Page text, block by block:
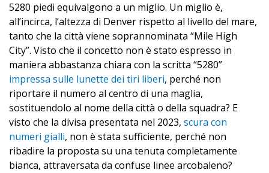
5280 piedi equivalgono a un miglio. Un miglio è,
all’incirca, l’altezza di Denver rispetto al livello del mare,
tanto che la città viene soprannominata “Mile High
City”. Visto che il concetto non è stato espresso in
maniera abbastanza chiara con la scritta “5280”
impressa sulle lunette dei tiri liberi, perché non
riportare il numero al centro di una maglia,
sostituendolo al nome della città o della squadra? E
visto che la divisa presentata nel 2023, scura con
numeri gialli, non è stata sufficiente, perché non
ribadire la proposta su una tenuta completamente
bianca, attraversata da confuse linee arcobaleno?